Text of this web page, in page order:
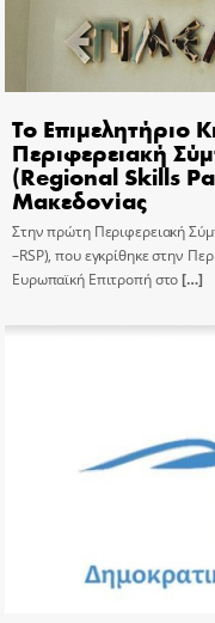
Το Επιμελητήριο
Περιφερειακή
(Regional Skills
Μακεδονίας
Στην πρώτη Περιφερειακή
–RSP), που εγκρίθηκε στην
Ευρωπαϊκή Επιτροπή στο[…]